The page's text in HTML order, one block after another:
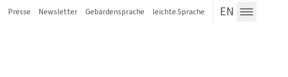
Presse Newsletter Gebärdensprache leichte Sprache EN
Menü